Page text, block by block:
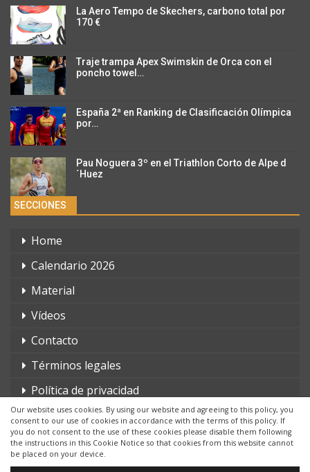
Our website uses cookies. By using our website and agreeing to this policy, you
consent to our use of cookies in accordance with the terms of this policy. If
you do not consent to the use of these cookies please disable them following
the instructions in this Cookie Notice so that cookies from this website cannot
be placed on your device.
La Aero Tempo de Skechers, carbono total por
170 €
Traje trampa Apex Swimskin de Orca con el
poncho towel…
España 2ª en Ranking de Clasificación Olímpica
por…
Pau Noguera 3º en el Triathlon Corto de Alpe d
´Huez
SECCIONES
Home
Calendario 2026
Material
Vídeos
Contacto
Términos legales
Política de privacidad
© 2026 - triatlonchannel.com. Todos los derechos reservados.